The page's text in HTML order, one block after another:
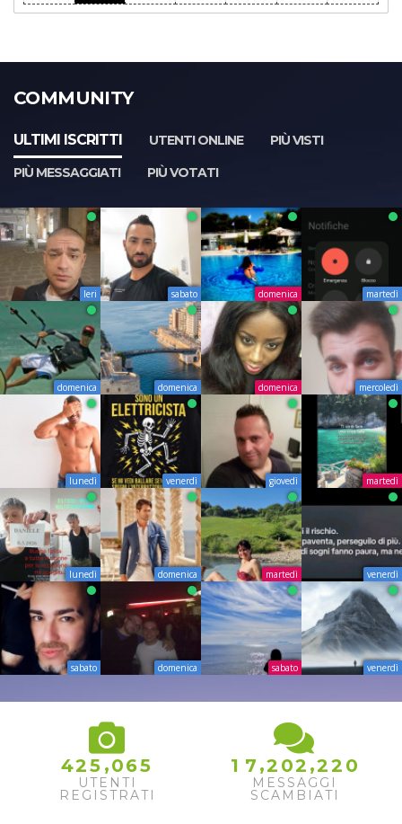
COMMUNITY
ULTIMI ISCRITTI UTENTI ONLINE
PIÙ VISTI
PIÙ MESSAGGIATI
PIÙ VOTATI
Ieri sabato domenica martedì
domenica domenica domenica mercoledì
lunedì venerdì giovedì martedì
lunedì domenica martedì venerdì
sabato domenica sabato venerdì
425 ,065
UTENTI
REGISTRATI
1 7 ,2 02 ,22 0
MESSAGGI
SCAMBIATI